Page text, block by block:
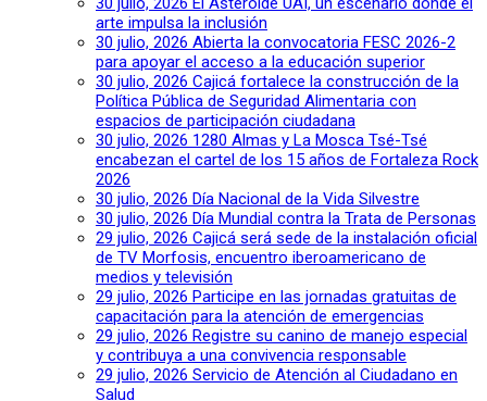
arte impulsa la inclusión
30 julio, 2026 Abierta la convocatoria FESC 2026-2
para apoyar el acceso a la educación superior
30 julio, 2026 Cajicá fortalece la construcción de la
Política Pública de Seguridad Alimentaria con
espacios de participación ciudadana
30 julio, 2026 1280 Almas y La Mosca Tsé-Tsé
encabezan el cartel de los 15 años de Fortaleza Rock
2026
30 julio, 2026 Día Nacional de la Vida Silvestre
30 julio, 2026 Día Mundial contra la Trata de Personas
29 julio, 2026 Cajicá será sede de la instalación oficial
de TV Morfosis, encuentro iberoamericano de
medios y televisión
29 julio, 2026 Participe en las jornadas gratuitas de
capacitación para la atención de emergencias
29 julio, 2026 Registre su canino de manejo especial
y contribuya a una convivencia responsable
29 julio, 2026 Servicio de Atención al Ciudadano en
Salud